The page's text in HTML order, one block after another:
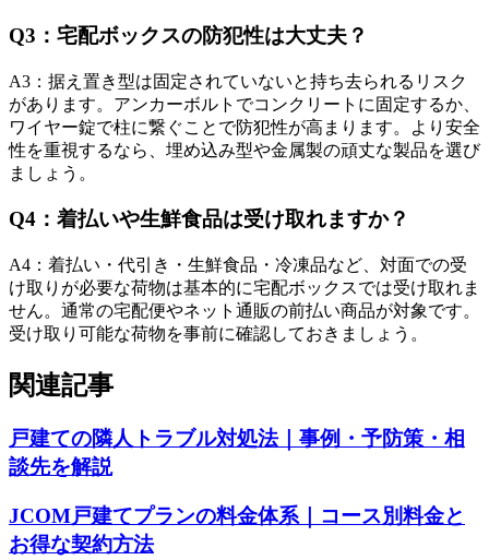
Q3 ： 宅配ボックスの防犯性は大丈夫？
A3 ： 据え置き型は固定されていないと持ち去られるリスク
があります。アンカーボルトでコンクリートに固定するか、
ワイヤー錠で柱に繋ぐことで防犯性が高まります。より安全
性を重視するなら、埋め込み型や金属製の頑丈な製品を選び
ましょう。
Q4 ： 着払いや生鮮食品は受け取れますか？
A4 ： 着払い・代引き・生鮮食品・冷凍品など、対面での受
け取りが必要な荷物は基本的に宅配ボックスでは受け取れま
せん。通常の宅配便やネット通販の前払い商品が対象です。
受け取り可能な荷物を事前に確認しておきましょう。
関連記事
戸建ての隣人トラブル対処法｜事例・予防策・相
談先を解説
JCOM戸建てプランの料金体系｜コース別料金と
お得な契約方法